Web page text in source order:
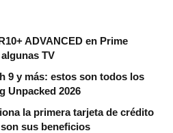
ADVANCED en Prime
TV
9 y más: estos son todos los
Unpacked 2026
la primera tarjeta de crédito
sus beneficios